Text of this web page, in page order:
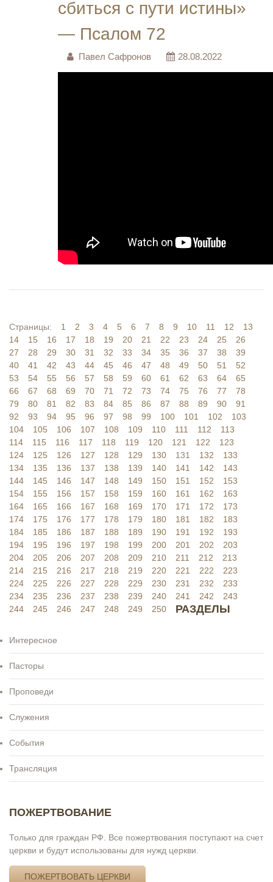
сбиться с пути истины»
— Псалом 72
Павел Сафронов 28.08.2022
Страницы: 1 2 3 4 5 6 7 8 9 10 11 12
13
14
15 16 17 18 19 20 21 22 23 24 25
26
27
28 29 30 31 32 33 34 35 36 37 38
39
40
41 42 43 44 45 46 47 48 49 50 51
52
53
54 55 56 57 58 59 60 61 62 63 64
65
66
67 68 69 70 71 72 73 74 75 76 77
78
79
80 81 82 83 84 85 86 87 88 89 90
91
92
93 94 95 96 97 98 99 100 101 102
103
104
105 106 107 108 109 110 111 112
113
114
115 116 117 118 119 120 121 122
123
124
125 126 127 128 129 130 131 132
133
134
135 136 137 138 139 140 141 142
143
144
145 146 147 148 149 150 151 152
153
154
155 156 157 158 159 160 161 162
163
164
165 166 167 168 169 170 171 172
173
174
175 176 177 178 179 180 181 182
183
184
185 186 187 188 189 190 191 192
193
194
195 196 197 198 199 200 201 202
203
204
205 206 207 208 209 210 211 212
213
214
215 216 217 218 219 220 221 222
223
224
225 226 227 228 229 230 231 232
233
234
235 236 237 238 239 240 241 242
243
244
245 246 247 248 249 250 РАЗДЕЛЫ
Интересное
Пасторы
Проповеди
Служения
События
Трансляция
ПОЖЕРТВОВАНИЕ
Только для граждан РФ. Все пожертвования поступают на счет
церкви и будут использованы для нужд церкви.
ПОЖЕРТВОВАТЬ ЦЕРКВИ